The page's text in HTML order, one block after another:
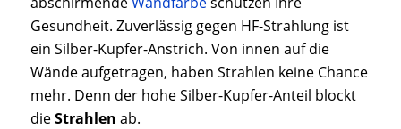
Gesundheit. Zuverlässig gegen HF-Strahlung ist
ein Silber-Kupfer-Anstrich. Von innen auf die
Wände aufgetragen, haben Strahlen keine Chance
mehr. Denn der hohe Silber-Kupfer-Anteil blockt
dieStrahlen ab.